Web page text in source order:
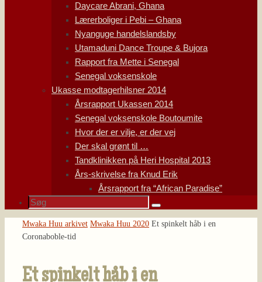
Daycare Abrani, Ghana
Lærerboliger i Pebi – Ghana
Nyanguge handelslandsby
Utamaduni Dance Troupe & Bujora
Rapport fra Mette i Senegal
Senegal voksenskole
Ukasse modtagerhilsner 2014
Årsrapport Ukassen 2014
Senegal voksenskole Boutoumite
Hvor der er vilje, er der vej
Der skal grønt til …
Tandklinikken på Heri Hospital 2013
Års-skrivelse fra Knud Erik
Årsrapport fra “African Paradise”
Søg
Søg
Home
Mwaka Huu arkivet Mwaka Huu 2020 Et spinkelt håb i en
Coronaboble-tid
Et spinkelt håb i en